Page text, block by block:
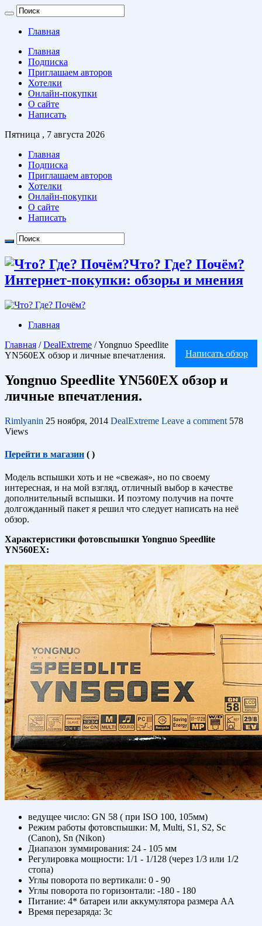
Главная
Главная
Подписка
Приглашаем авторов
Хотелки
Онлайн-покупки
О сайте
Написать
Пятница , 7 августа 2026
Главная
Подписка
Приглашаем авторов
Хотелки
Онлайн-покупки
О сайте
Написать
Что? Где? Почём?
Интернет-покупки: обзоры и мнения
Главная
Написать обзор
Главная / DealExtreme /Yongnuo Speedlite
YN560EX обзор и личные впечатления.
Yongnuo Speedlite YN560EX обзор и
личные впечатления.
Rimlyanin 25 ноября, 2014 DealExtreme Leave a comment 578
Views
Перейти в магазин ( )
Модель вспышки хоть и не «свежая», но по своему
интересная, и на мой взгляд, отличный выбор в качестве
дополнительный вспышки. И поэтому получив на почте
долгожданный пакет я решил что следует написать на неё
обзор.
Характеристики фотовспышки Yongnuo Speedlite
YN560EX:
ведущее число: GN 58 ( при ISO 100, 105мм)
Режим работы фотовспышки: M, Multi, S1, S2, Sc
(Canon), Sn (Nikon)
Диапазон зуммирования: 24 - 105 мм
Регулировка мощности: 1/1 - 1/128 (через 1/3 или 1/2
стопа)
Углы поворота по вертикали: 0 - 90
Углы поворота по горизонтали: -180 - 180
Питание: 4* батареи или аккумулятора размера AA
Время перезаряда: 3с